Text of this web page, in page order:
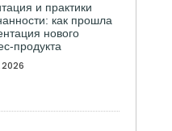
и практики
как прошла
нового
продукта